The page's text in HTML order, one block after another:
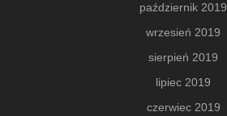
październik 2019
wrzesień 2019
sierpień 2019
lipiec 2019
czerwiec 2019